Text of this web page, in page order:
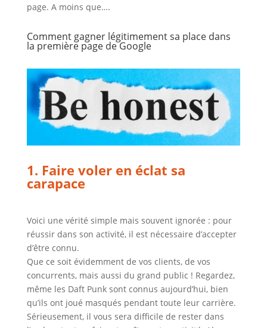
page. A moins que….
Comment gagner légitimement sa place dans
la première page de Google
1. Faire voler en éclat sa
carapace
Voici une vérité simple mais souvent ignorée : pour
réussir dans son activité, il est nécessaire d’accepter
d’être connu.
Que ce soit évidemment de vos clients, de vos
concurrents, mais aussi du grand public ! Regardez,
même les Daft Punk sont connus aujourd’hui, bien
qu’ils ont joué masqués pendant toute leur carrière.
Sérieusement, il vous sera difficile de rester dans